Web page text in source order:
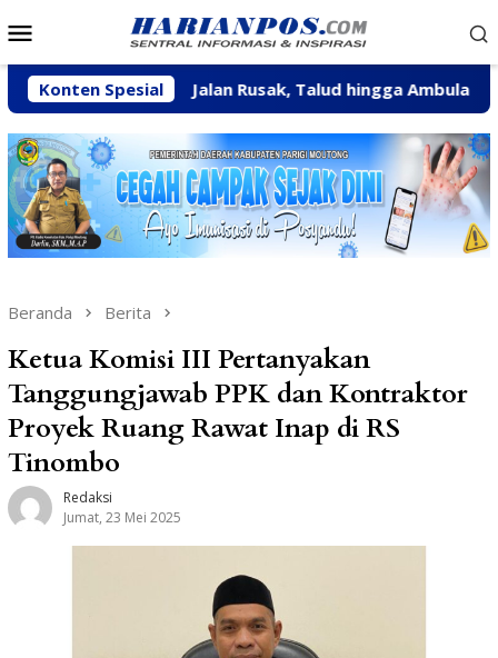
ke
Mobile
Konten Spesial
Jalan Rusak, Talud hingga Ambulans Jadi
Beranda Berita
Ketua Komisi III Pertanyakan
Tanggungjawab PPK dan Kontraktor
Proyek Ruang Rawat Inap di RS
Tinombo
Redaksi
Jumat, 23 Mei 2025